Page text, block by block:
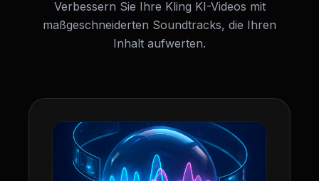
Verbessern Sie Ihre Kling KI-Videos mit
maßgeschneiderten Soundtracks, die Ihren
Inhalt aufwerten.